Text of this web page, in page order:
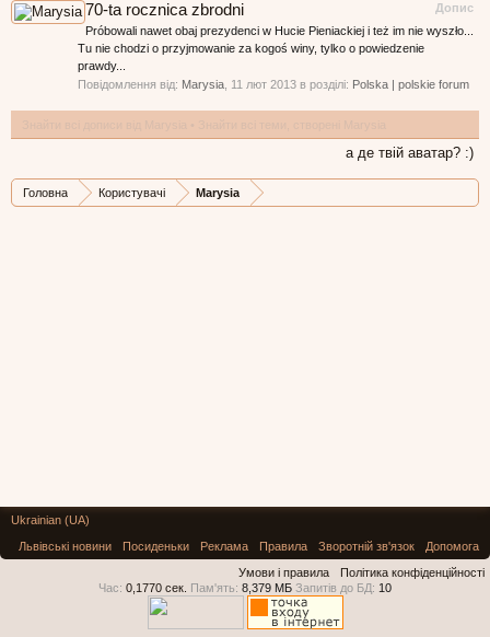
Допис
70-ta rocznica zbrodni
Próbowali nawet obaj prezydenci w Hucie Pieniackiej i też im nie wyszło...
Tu nie chodzi o przyjmowanie za kogoś winy, tylko o powiedzenie
prawdy...
Повідомлення від: Marysia 11 лют 2013 в розділі: Polska | polskie forum
а де твій аватар? :)
Головна Користувачі Marysia
Ukrainian (UA)
Львівські новини
Посиденьки Реклама Правила Зворотній зв'язок
Допомога
Умови і правила
Політика конфіденційності
Час: 0,1770 сек. Пам'ять: 8,379 МБ Запитів до БД: 10